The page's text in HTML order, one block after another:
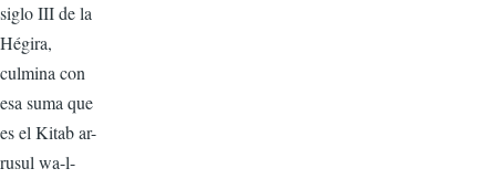
siglo III de la
Hégira,
culmina con
esa suma que
es el Kitab ar-
rusul wa-l-